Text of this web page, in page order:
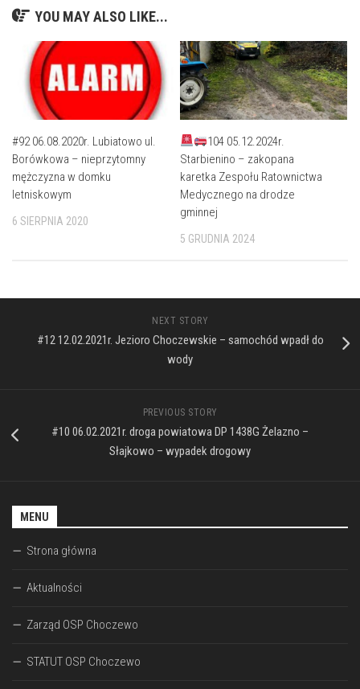
YOU MAY ALSO LIKE...
#92 06.08.2020r. Lubiatowo ul.
Borówkowa – nieprzytomny
mężczyzna w domku
letniskowym
6 SIERPNIA 2020
104 05.12.2024r.
Starbienino – zakopana
karetka Zespołu Ratownictwa
Medycznego na drodze
gminnej
5 GRUDNIA 2024
NEXT STORY
#12 12.02.2021r. Jezioro Choczewskie – samochód wpadł do
wody
PREVIOUS STORY
#10 06.02.2021r. droga powiatowa DP 1438G Żelazno –
Słajkowo – wypadek drogowy
MENU
Strona główna
Aktualności
Zarząd OSP Choczewo
STATUT OSP Choczewo